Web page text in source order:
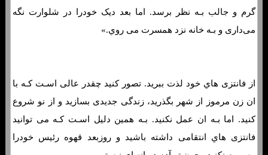
گرم و جالب بـه نظر برسد. اما بعد دیک خودرا در شلوارت نگه
می‌داری و بـه خانه نزد همسرت می روي.»
از فانتزی هاي‌ خود لذت ببرید. تصور کنید چقدر عالی اسـت کـه با
ان زن مرموز از شهر بگذرید، زندگی جدیدی بسازید و از نو شروع
کنید. اما بـه ان عمل نکنید. بـه همین دلیل اسـت کـه می توانید
فانتزی هاي‌ انتقامی داشته باشید و روزبعد قهوه رئیس خودرا